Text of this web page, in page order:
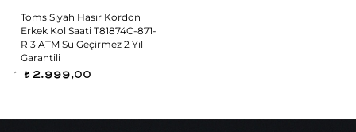
Toms Siyah Hasır Kordon
Erkek Kol Saati T81874C-871-
R 3 ATM Su Geçirmez 2 Yıl
Garantili
t 2.999,00